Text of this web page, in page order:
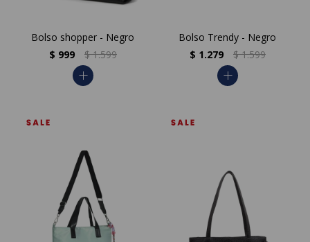
Bolso shopper - Negro
$ 999 $ 1.599
add
Bolso Trendy - Negro
$ 1.279 $ 1.599
add